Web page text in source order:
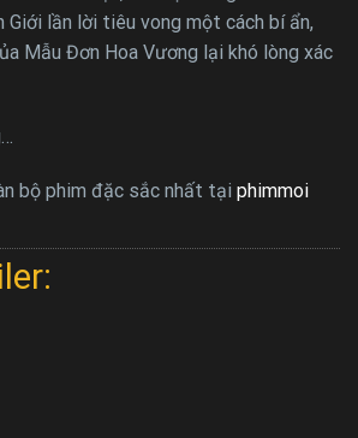
Giới lần lời tiêu vong một cách bí ẩn,
Mẫu Đơn Hoa Vương lại khó lòng xác
bộ phim đặc sắc nhất tại phimmoi